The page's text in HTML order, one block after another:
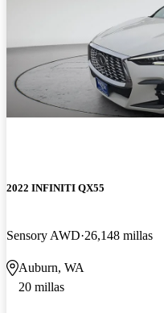
2022 INFINITI QX55
Sensory AWD 26,148 millas
Auburn, WA
20 millas